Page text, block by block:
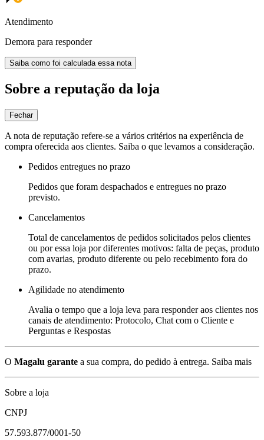
Atendimento
Demora para responder
Saiba como foi calculada essa nota
Sobre a reputação da loja
Fechar
A nota de reputação refere-se a vários critérios na experiência de
compra oferecida aos clientes. Saiba o que levamos a consideração.
Pedidos entregues no prazo
Pedidos que foram despachados e entregues no prazo
previsto.
Cancelamentos
Total de cancelamentos de pedidos solicitados pelos clientes
ou por essa loja por diferentes motivos: falta de peças, produto
com avarias, produto diferente ou pelo recebimento fora do
prazo.
Agilidade no atendimento
Avalia o tempo que a loja leva para responder aos clientes nos
canais de atendimento: Protocolo, Chat com o Cliente e
Perguntas e Respostas
O Magalu garante a sua compra, do pedido à entrega. Saiba mais
Sobre a loja
CNPJ
57.593.877/0001-50